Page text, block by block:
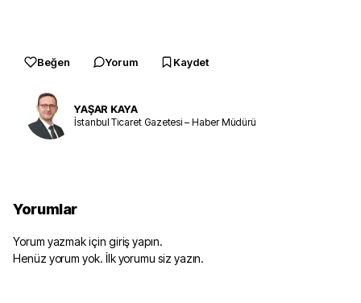
Beğen Yorum Kaydet
YAŞAR KAYA
İstanbul Ticaret Gazetesi – Haber Müdürü
Yorumlar
Yorum yazmak için giriş yapın.
Henüz yorum yok. İlk yorumu siz yazın.